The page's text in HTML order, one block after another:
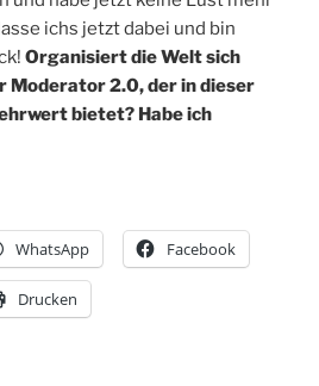
ichs jetzt dabei und bin
Organisiert die Welt sich
Moderator 2.0, der in dieser
bietet? Habe ich
WhatsApp Facebook
Drucken